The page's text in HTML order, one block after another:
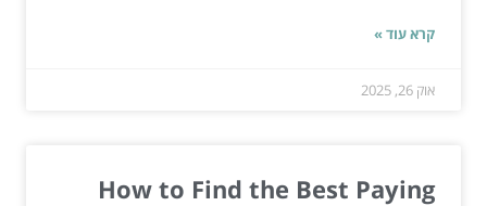
קרא עוד »
אוק 26, 2025
How to Find the Best Paying